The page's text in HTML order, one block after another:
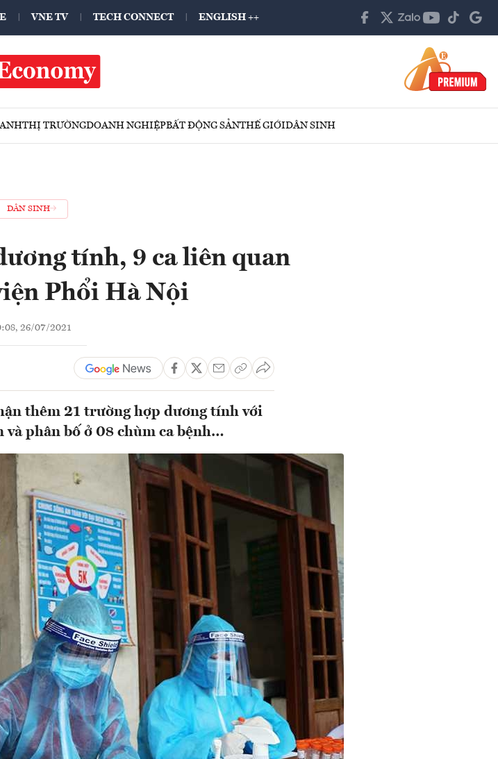
VNE TV TECH CONNECT ENGLISH ++
THỊ TRƯỜNGDOANH NGHIỆPBẤT ĐỘNG SẢNTHẾ GIỚIDÂN SINH
DÂN SINH
tính, 9 ca liên quan
Phổi Hà Nội
26/07/2021
thêm 21 trường hợp dương tính với
và phân bố ở 08 chùm ca bệnh…